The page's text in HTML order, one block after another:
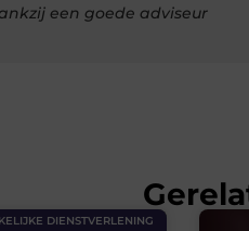
een goede adviseur
DIENSTVERLENING